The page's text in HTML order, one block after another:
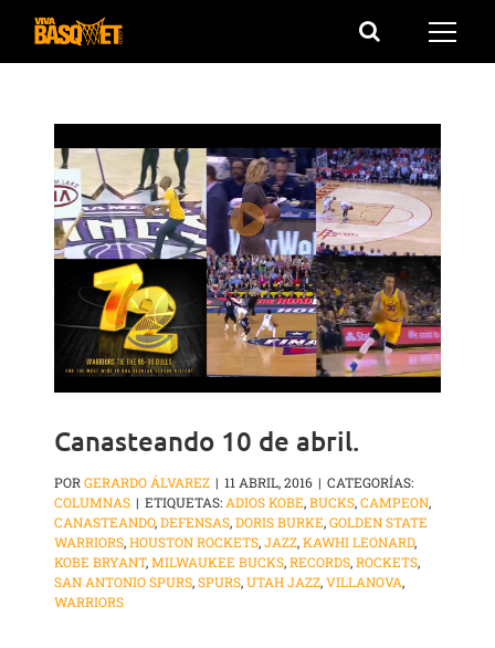
Saltar
Canasteando 10 de abril.
PORGERARDO ÁLVAREZ | 11 ABRIL, 2016 | CATEGORÍAS:
COLUMNAS | ETIQUETAS:ADIOS KOBE,BUCKS,CAMPEON,
CANASTEANDO,DEFENSAS,DORIS BURKE,GOLDEN STATE
WARRIORS,HOUSTON ROCKETS,JAZZ,KAWHI LEONARD,
KOBE BRYANT,MILWAUKEE BUCKS,RECORDS,ROCKETS,
SAN ANTONIO SPURS,SPURS,UTAH JAZZ,VILLANOVA,
WARRIORS